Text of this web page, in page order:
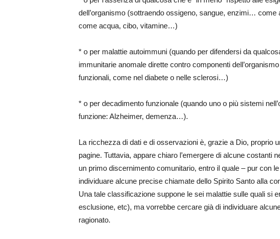
dell’organismo (sottraendo ossigeno, sangue, enzimi…
come acqua, cibo, vitamine…)
* o per malattie autoimmuni (quando per difendersi da
immunitarie anomale dirette contro componenti
funzionali, come nel diabete o nelle sclerosi…)
* o per decadimento funzionale (quando uno o più sistemi
funzione: Alzheimer, demenza…).
La ricchezza di dati e di osservazioni è, grazie a Dio, proprio
pagine. Tuttavia, appare chiaro l’emergere di alcune costanti
un primo discernimento comunitario, entro il quale – pur con
individuare alcune precise chiamate dello Spirito Santo alla
Una tale classificazione suppone le sei malattie sulle quali si
esclusione, etc), ma vorrebbe cercare già di individuare
ragionato.